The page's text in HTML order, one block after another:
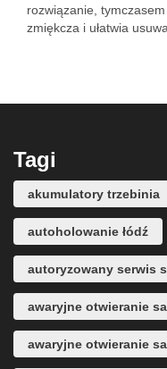
rozwiązanie,
zmiękcza i ułatwia
Tagi
akumulatory trzebinia
autoholowanie łódź
autoryzowany serwis
awaryjne otwieranie
awaryjne otwieranie